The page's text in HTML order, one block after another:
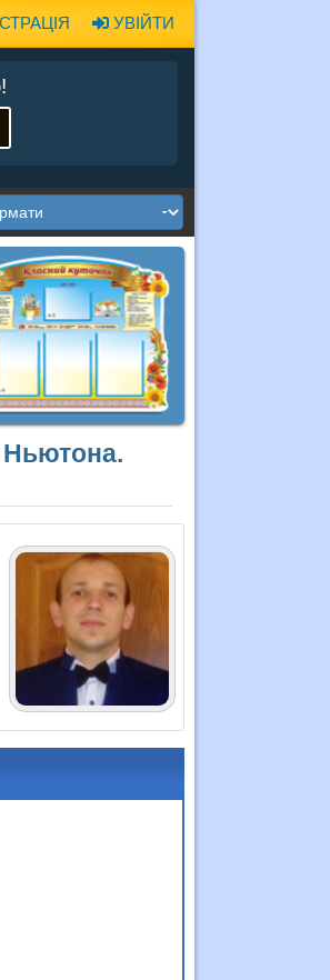
УВІЙТИ
Ньютона.